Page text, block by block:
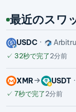
最近のスワ
USDC
✓ 32秒で完了2分前
XMR USDT
✓ 7秒で完了2分前